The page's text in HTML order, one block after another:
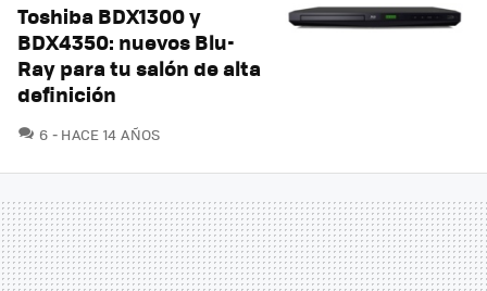
Toshiba BDX1300 y
BDX4350: nuevos Blu-
Ray para tu salón de alta
definición
6 COMENTARIOS
HACE 14 AÑOS